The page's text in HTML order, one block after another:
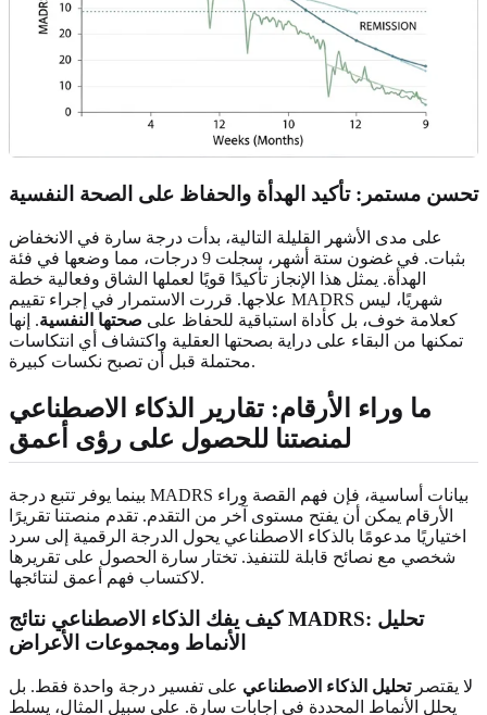
تحسن مستمر: تأكيد الهدأة والحفاظ على الصحة النفسية
على مدى الأشهر القليلة التالية، بدأت درجة سارة في الانخفاض
بثبات. في غضون ستة أشهر، سجلت 9 درجات، مما وضعها في فئة
الهدأة. يمثل هذا الإنجاز تأكيدًا قويًا لعملها الشاق وفعالية خطة
علاجها. قررت الاستمرار في إجراء تقييم MADRS شهريًا، ليس
كعلامة خوف، بل كأداة استباقية للحفاظ على صحتها النفسية. إنها
تمكنها من البقاء على دراية بصحتها العقلية واكتشاف أي انتكاسات
محتملة قبل أن تصبح نكسات كبيرة.
ما وراء الأرقام: تقارير الذكاء الاصطناعي
لمنصتنا للحصول على رؤى أعمق
بينما يوفر تتبع درجة MADRS بيانات أساسية، فإن فهم القصة وراء
الأرقام يمكن أن يفتح مستوى آخر من التقدم. تقدم منصتنا تقريرًا
اختياريًا مدعومًا بالذكاء الاصطناعي يحول الدرجة الرقمية إلى سرد
شخصي مع نصائح قابلة للتنفيذ. تختار سارة الحصول على تقريرها
لاكتساب فهم أعمق لنتائجها.
كيف يفك الذكاء الاصطناعي نتائج MADRS: تحليل
الأنماط ومجموعات الأعراض
لا يقتصرتحليل الذكاء الاصطناعي على تفسير درجة واحدة فقط. بل
يحلل الأنماط المحددة في إجابات سارة. على سبيل المثال، يسلط